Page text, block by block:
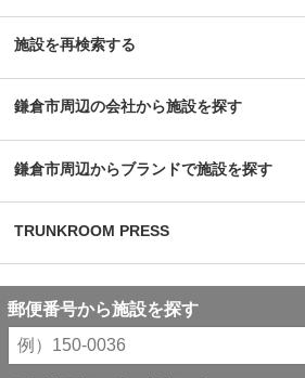
にあったアイデアや企画をいろいろと聞くこと
ってきた。
施設を再検索する
鎌倉市周辺の会社から施設を探す
鎌倉市周辺からブランドで施設を探す
TRUNKROOM PRESS
郵便番号から施設を探す